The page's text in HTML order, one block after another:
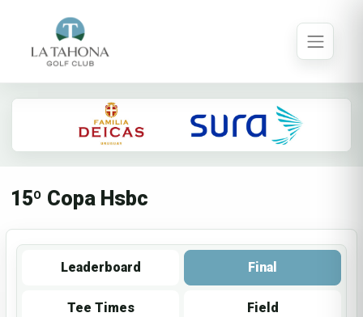
15º Copa Hsbc
Leaderboard Final
Tee Times Field